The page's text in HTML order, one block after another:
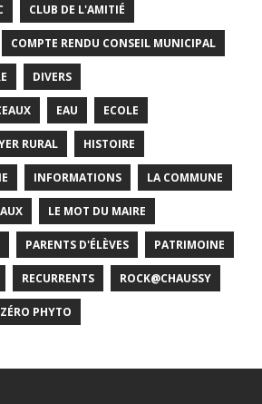
CLUB DE L'AMITIÉ
COMPTE RENDU CONSEIL MUNICIPAL
DIVERS
EAU ECOLE
RURAL HISTOIRE
INFORMATIONS LA COMMUNE
LE MOT DU MAIRE
PARENTS D'ÉLÈVES PATRIMOINE
RECURRENTS ROCK@CHAUSSY
ZÉRO PHYTO